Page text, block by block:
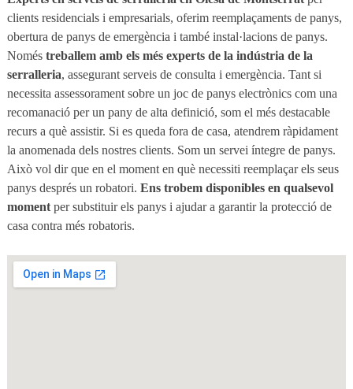
clients residencials i empresarials, oferim reemplaçaments de panys,
obertura de panys de emergència i també instal·lacions de panys.
Només treballem amb els més experts de la indústria de la
serralleria, assegurant serveis de consulta i emergència. Tant si
necessita assessorament sobre un joc de panys electrònics com una
recomanació per un pany de alta definició, som el més destacable
recurs a què assistir. Si es queda fora de casa, atendrem ràpidament
la anomenada dels nostres clients. Som un servei íntegre de panys.
Això vol dir que en el moment en què necessiti reemplaçar els seus
panys després un robatori. Ens trobem disponibles en qualsevol
momentper substituir els panys i ajudar a garantir la protecció de
casa contra més robatoris.